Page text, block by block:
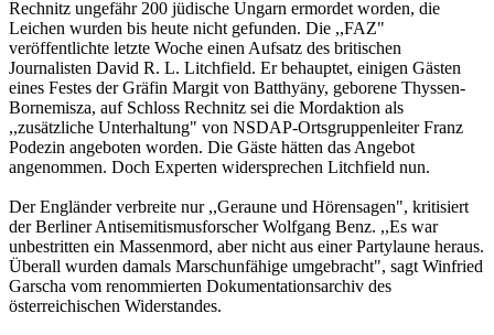
Rechnitz ungefähr 200 jüdische Ungarn ermordet worden, die
Leichen wurden bis heute nicht gefunden. Die ,,FAZ"
veröffentlichte letzte Woche einen Aufsatz des britischen
Journalisten David R. L. Litchfield. Er behauptet, einigen Gästen
eines Festes der Gräfin Margit von Batthyäny, geborene Thyssen-
Bornemisza, auf Schloss Rechnitz sei die Mordaktion als
,,zusätzliche Unterhaltung" von NSDAP-Ortsgruppenleiter Franz
Podezin angeboten worden. Die Gäste hätten das Angebot
angenommen. Doch Experten widersprechen Litchfield nun.
Der Engländer verbreite nur ,,Geraune und Hörensagen", kritisiert
der Berliner Antisemitismusforscher Wolfgang Benz. ,,Es war
unbestritten ein Massenmord, aber nicht aus einer Partylaune heraus.
Überall wurden damals Marschunfähige umgebracht", sagt Winfried
Garscha vom renommierten Dokumentationsarchiv des
österreichischen Widerstandes.